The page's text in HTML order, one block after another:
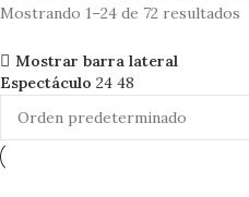
Mostrando 1–24 de 72 resultados
Mostrar barra lateral
Espectáculo 24 48